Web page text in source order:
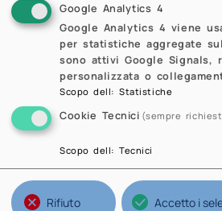
Google Analytics 4
Google Analytics 4 viene
per statistiche aggregate
sono attivi Google Signals,
personalizzata o
Scopo dell:Statistiche
Cookie Tecnici (sempre
Scopo dell:Tecnici
Rifiuto Accetto i